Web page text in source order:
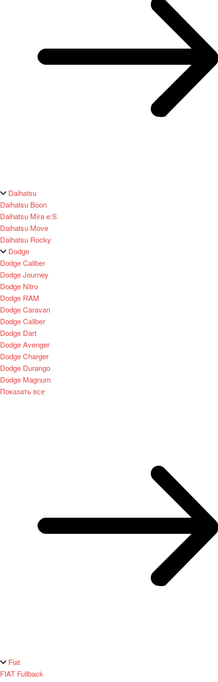
Daihatsu
Daihatsu Boon
Daihatsu Mira e:S
Daihatsu Move
Daihatsu Rocky
Dodge
Dodge Caliber
Dodge Journey
Dodge Nitro
Dodge RAM
Dodge Caravan
Dodge Caliber
Dodge Dart
Dodge Avenger
Dodge Charger
Dodge Durango
Dodge Magnum
Показать все
Fiat
FIAT Fullback